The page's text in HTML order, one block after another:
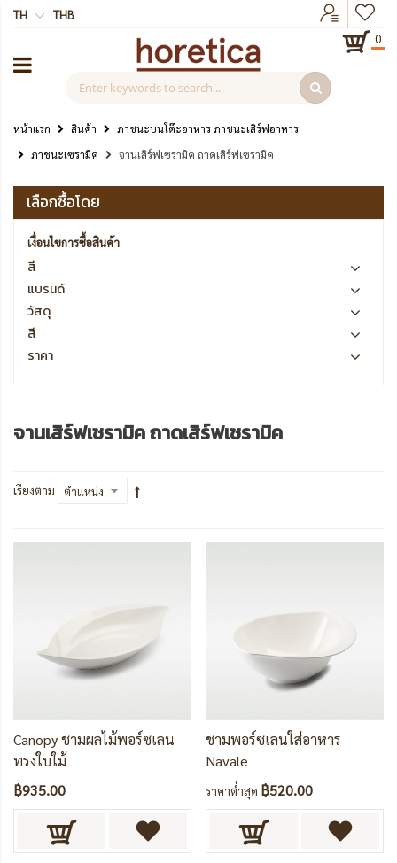
TH
THB
0
หน้าแรก สินค้า
ภาชนะบนโต๊ะอาหาร ภาชนะเสิร์ฟอาหาร
ภาชนะเซรามิค
จานเสิร์ฟเซรามิค ถาดเสิร์ฟเซรามิค
จานเสิร์ฟเซรามิค ถาดเสิร์ฟเซรามิค
เรียงตาม
Canopy ชามผลไม้พอร์ซเลน
ทรงใบใม้
฿935.00
ชามพอร์ซเลนใส่อาหาร
Navale
ราคาต่ำสุด ฿520.00
เลือกซื้อโดย
เงื่อนไขการซื้อสินค้า
สี
แบรนด์
วัสดุ
สี
ราคา